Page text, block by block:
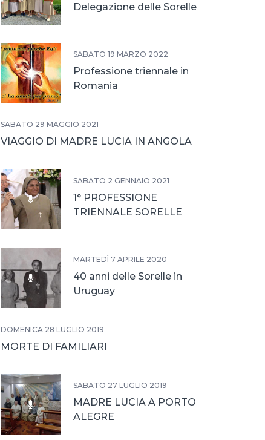
Delegazione delle Sorelle
SABATO 19 MARZO 2022
Professione triennale in
Romania
SABATO 29 MAGGIO 2021
VIAGGIO DI MADRE LUCIA IN ANGOLA
SABATO 2 GENNAIO 2021
1° PROFESSIONE
TRIENNALE SORELLE
MARTEDÌ 7 APRILE 2020
40 anni delle Sorelle in
Uruguay
DOMENICA 28 LUGLIO 2019
MORTE DI FAMILIARI
SABATO 27 LUGLIO 2019
MADRE LUCIA A PORTO
ALEGRE